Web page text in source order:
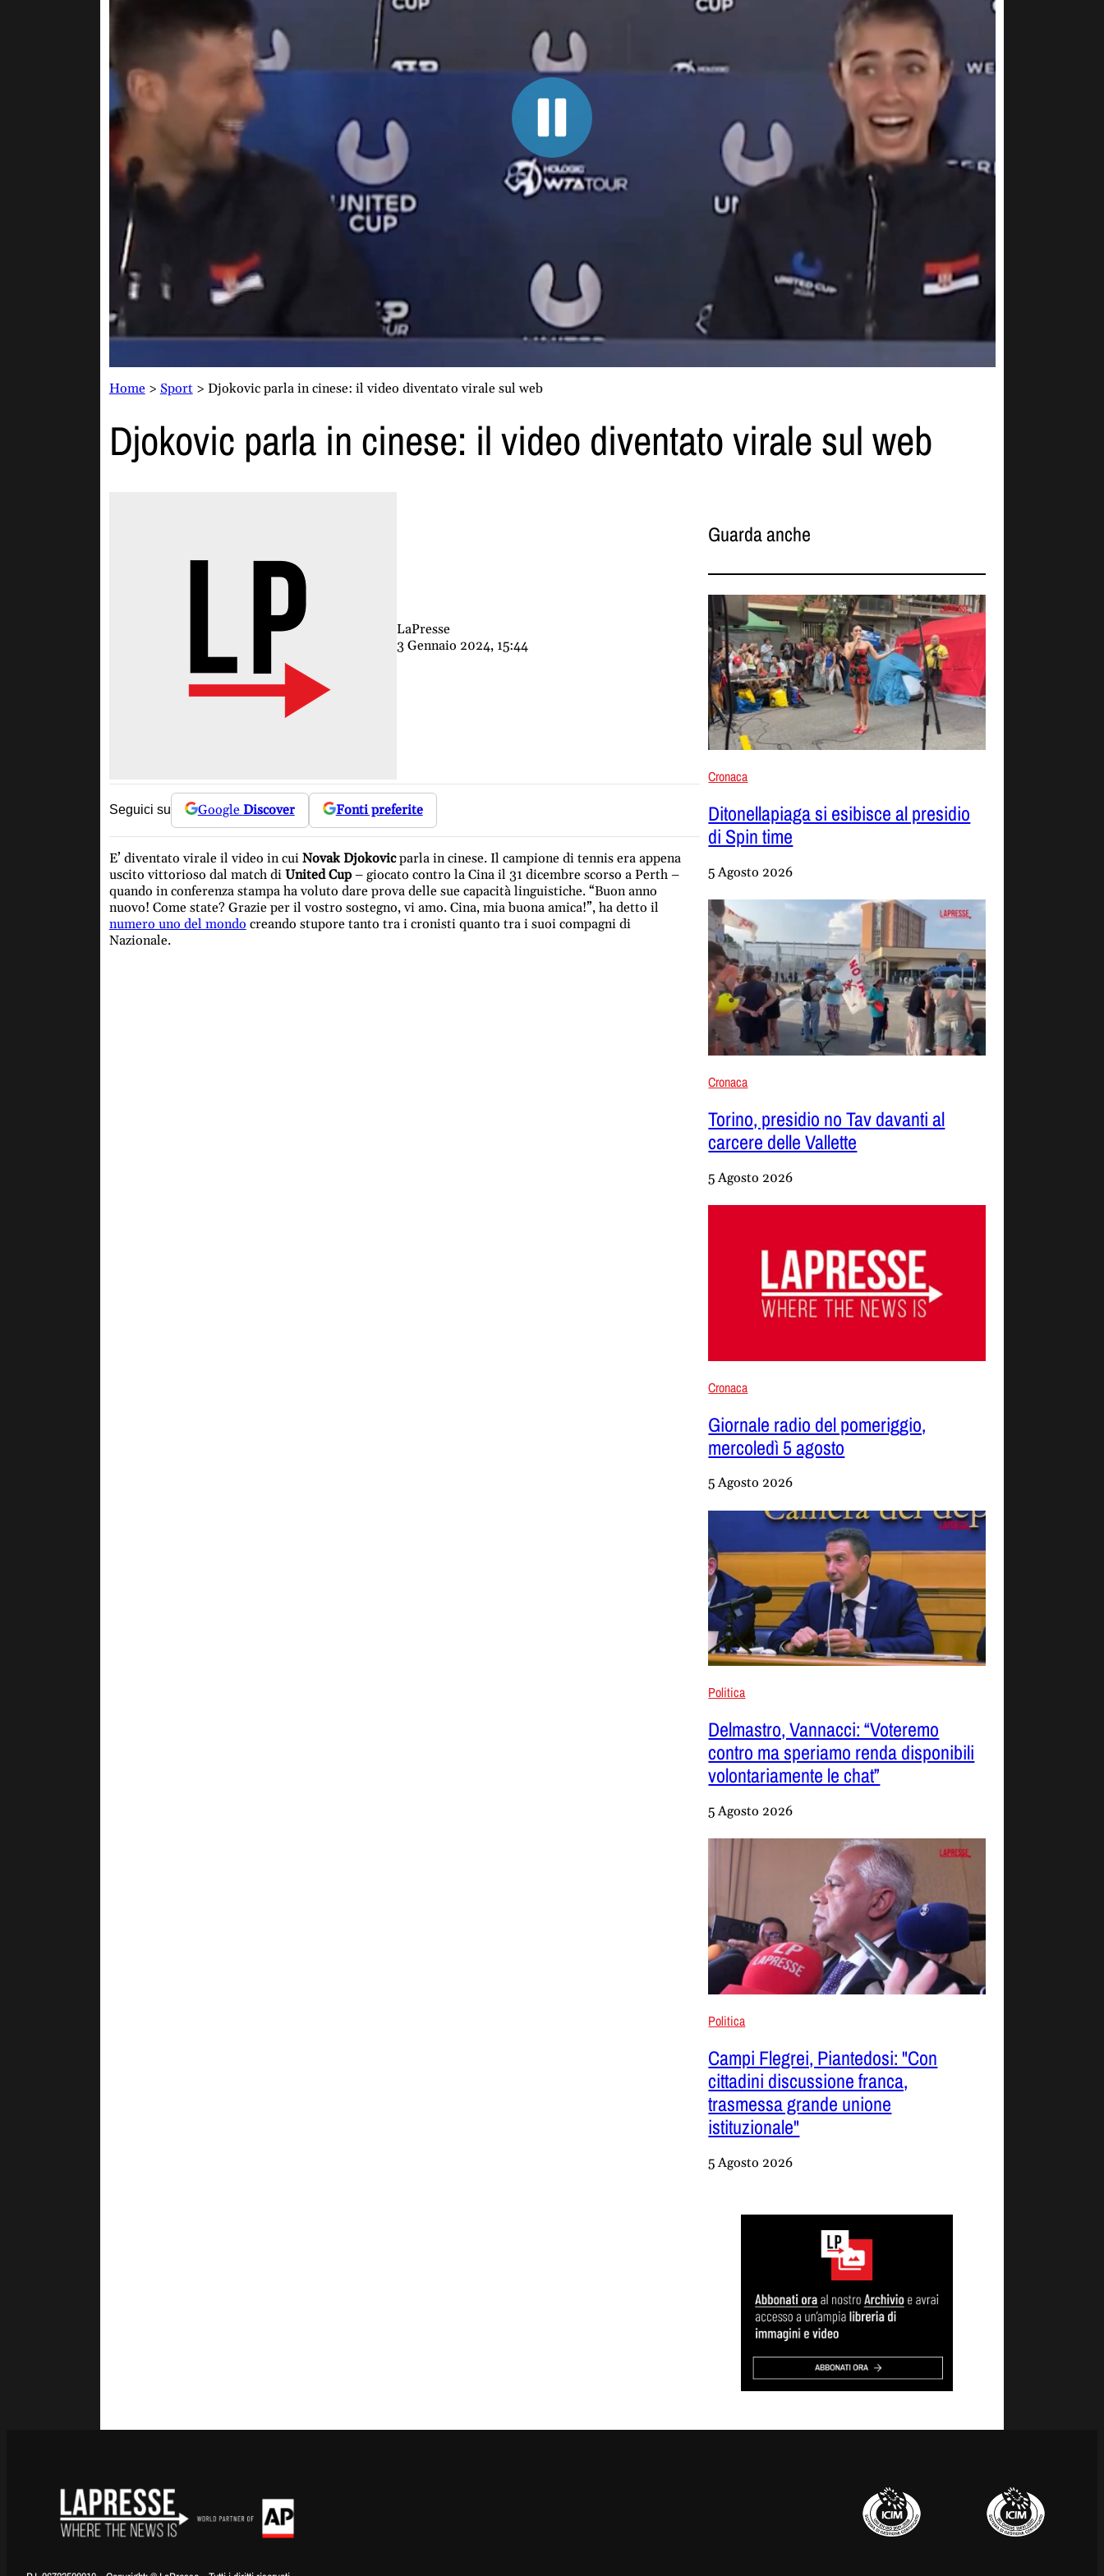
Home> Sport> Djokovic parla in cinese: il video diventato virale sul web
Djokovic parla in cinese: il video diventato virale sul web
LaPresse
3 Gennaio 2024, 15:44
Seguici su Google Discover Fonti preferite
E’ diventato virale il video in cui Novak Djokovicparla in cinese. Il campione di tennis era appena
uscito vittorioso dal match di United Cup– giocato contro la Cina il 31 dicembre scorso a Perth –
quando in conferenza stampa ha voluto dare prova delle sue capacità linguistiche. “Buon anno
nuovo! Come state? Grazie per il vostro sostegno, vi amo. Cina, mia buona amica!”, ha detto il
numero uno del mondo creando stupore tanto tra i cronisti quanto tra i suoi compagni di
Nazionale.
Guarda anche
Cronaca
Ditonellapiaga si esibisce al presidio
di Spin time
5 Agosto 2026
Cronaca
Torino, presidio no Tav davanti al
carcere delle Vallette
5 Agosto 2026
Cronaca
Giornale radio del pomeriggio,
mercoledì 5 agosto
5 Agosto 2026
Politica
Delmastro, Vannacci: “Voteremo
contro ma speriamo renda disponibili
volontariamente le chat”
5 Agosto 2026
Politica
Campi Flegrei, Piantedosi: "Con
cittadini discussione franca,
trasmessa grande unione
istituzionale"
5 Agosto 2026